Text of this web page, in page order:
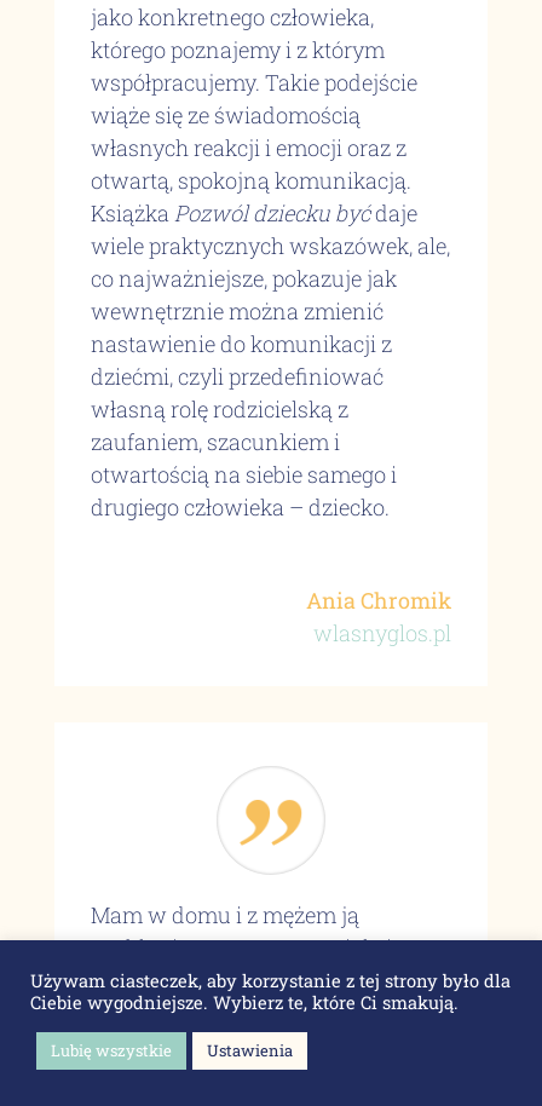
jako konkretnego człowieka,
którego poznajemy i z którym
współpracujemy. Takie podejście
wiąże się ze świadomością
własnych reakcji i emocji oraz z
otwartą, spokojną komunikacją.
Książka Pozwól dziecku byćdaje
wiele praktycznych wskazówek, ale,
co najważniejsze, pokazuje jak
wewnętrznie można zmienić
nastawienie do komunikacji z
dziećmi, czyli przedefiniować
własną rolę rodzicielską z
zaufaniem, szacunkiem i
otwartością na siebie samego i
drugiego człowieka – dziecko.
Ania Chromik
wlasnyglos.pl
Mam w domu i z mężem ją
pochłaniamy. Jest wspaniała i
świetnie napisana. Dodatkową
zaletą jest to, że mój mąż się nią
zachwyca już od samego tytułu i to
pierwsza publikacja a temat
Używam ciasteczek, aby korzystanie z tej strony było dla
Ciebie wygodniejsze. Wybierz te, które Ci smakują.
Lubię wszystkie Ustawienia